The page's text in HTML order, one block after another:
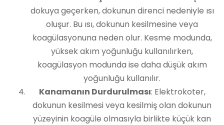
dokuya geçerken, dokunun direnci nedeniyle ısı
oluşur. Bu ısı, dokunun kesilmesine veya
koagülasyonuna neden olur. Kesme modunda,
yüksek akım yoğunluğu kullanılırken,
koagülasyon modunda ise daha düşük akım
yoğunluğu kullanılır.
Kanamanın Durdurulması: Elektrokoter,
dokunun kesilmesi veya kesilmiş olan dokunun
yüzeyinin koagüle olmasıyla birlikte küçük kan